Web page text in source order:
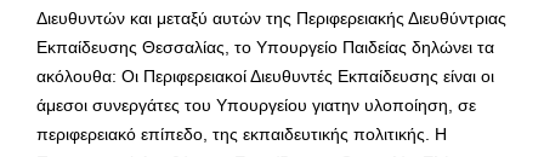
Διευθυντών και μεταξύ αυτών της Περιφερειακής Διευθύντριας
Εκπαίδευσης Θεσσαλίας, το Υπουργείο Παιδείας δηλώνει τα
ακόλουθα: Οι Περιφερειακοί Διευθυντές Εκπαίδευσης είναι οι
άμεσοι συνεργάτες του Υπουργείου γιατην υλοποίηση, σε
περιφερειακό επίπεδο, της εκπαιδευτικής πολιτικής. Η